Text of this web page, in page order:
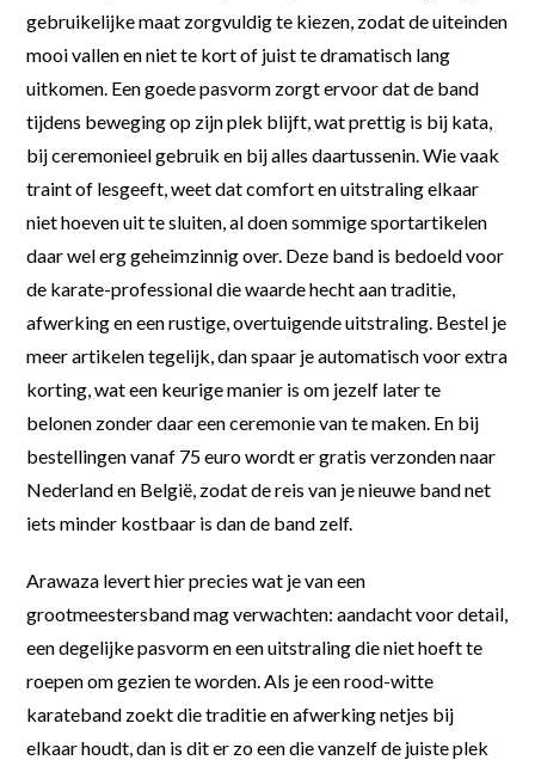
gebruikelijke maat zorgvuldig te kiezen, zodat de uiteinden
mooi vallen en niet te kort of juist te dramatisch lang
uitkomen. Een goede pasvorm zorgt ervoor dat de band
tijdens beweging op zijn plek blijft, wat prettig is bij kata,
bij ceremonieel gebruik en bij alles daartussenin. Wie vaak
traint of lesgeeft, weet dat comfort en uitstraling elkaar
niet hoeven uit te sluiten, al doen sommige sportartikelen
daar wel erg geheimzinnig over. Deze band is bedoeld voor
de karate-professional die waarde hecht aan traditie,
afwerking en een rustige, overtuigende uitstraling. Bestel je
meer artikelen tegelijk, dan spaar je automatisch voor extra
korting, wat een keurige manier is om jezelf later te
belonen zonder daar een ceremonie van te maken. En bij
bestellingen vanaf 75 euro wordt er gratis verzonden naar
Nederland en België, zodat de reis van je nieuwe band net
iets minder kostbaar is dan de band zelf.
Arawaza levert hier precies wat je van een
grootmeestersband mag verwachten: aandacht voor detail,
een degelijke pasvorm en een uitstraling die niet hoeft te
roepen om gezien te worden. Als je een rood-witte
karateband zoekt die traditie en afwerking netjes bij
elkaar houdt, dan is dit er zo een die vanzelf de juiste plek